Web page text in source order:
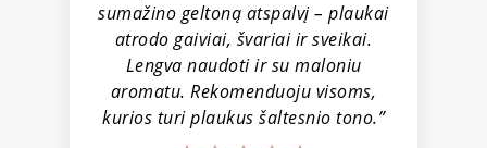
sumažino geltoną atspalvį – plaukai
atrodo gaiviai, švariai ir sveikai.
Lengva naudoti ir su maloniu
aromatu. Rekomenduoju visoms,
kurios turi plaukus šaltesnio tono.”